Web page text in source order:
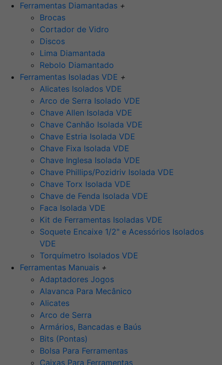
Ferramentas Diamantadas +
Brocas
Cortador de Vidro
Discos
Lima Diamantada
Rebolo Diamantado
Ferramentas Isoladas VDE +
Alicates Isolados VDE
Arco de Serra Isolado VDE
Chave Allen Isolada VDE
Chave Canhão Isolada VDE
Chave Estria Isolada VDE
Chave Fixa Isolada VDE
Chave Inglesa Isolada VDE
Chave Phillips/Pozidriv Isolada VDE
Chave Torx Isolada VDE
Chave de Fenda Isolada VDE
Faca Isolada VDE
Kit de Ferramentas Isoladas VDE
Soquete Encaixe 1/2" e Acessórios Isolados
VDE
Torquímetro Isolados VDE
Ferramentas Manuais +
Adaptadores Jogos
Alavanca Para Mecânico
Alicates
Arco de Serra
Armários, Bancadas e Baús
Bits (Pontas)
Bolsa Para Ferramentas
Caixas Para Ferramentas